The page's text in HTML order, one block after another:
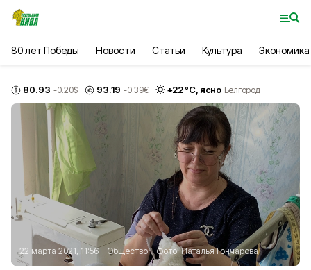
80 лет Победы Новости Статьи Культура Экономика
80.93 -0.20$ 93.19 -0.39€ +22°С, ясно Белгород
22 марта 2021, 11:56 Общество Фото:Наталья Гончарова